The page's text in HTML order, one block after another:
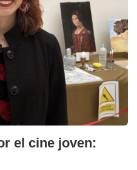
el cine joven: